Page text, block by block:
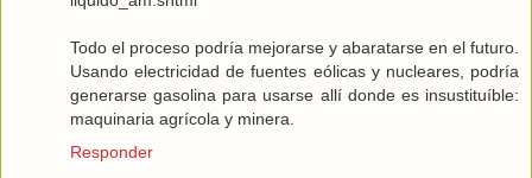
Todo el proceso podría mejorarse y abaratarse en el futuro.
Usando electricidad de fuentes eólicas y nucleares, podría
generarse gasolina para usarse allí donde es insustituíble:
maquinaria agrícola y minera.
Responder